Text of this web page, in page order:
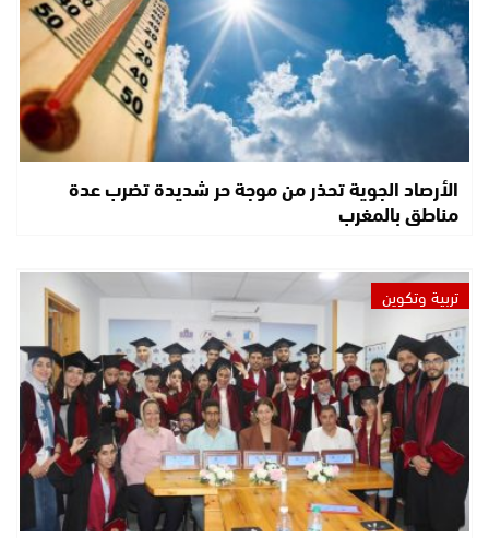
الأرصاد الجوية تحذر من موجة حر شديدة تضرب عدة
مناطق بالمغرب
تربية وتكوين